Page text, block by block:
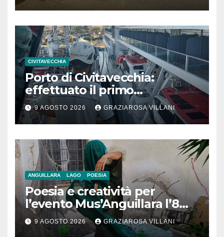
CIVITAVECCHIA
Porto di Civitavecchia:
effettuato il primo
rifornimento di GNL ad una
nave da crociera
9 AGOSTO 2026 GRAZIAROSA VILLANI
ANGUILLARA LAGO POESIA
Poesia e creatività per
l’evento Mus’Anguillara l’8
agosto 2026 al Museo
Contadino
9 AGOSTO 2026 GRAZIAROSA VILLANI